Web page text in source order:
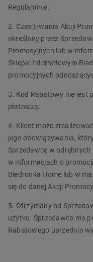
Regulaminie.
2. Czas trwania Akcji
określany przez
Promocyjnych lub w
Sklepie Internetowym
promocyjnych
3. Kod Rabatowy nie jest
płatniczą.
4. Klient może
jego obowiązywania,
Sprzedawcę w
w informacjach o
Biedronka Home lub w
się do danej Akcji
5. Otrzymany od
użytku. Sprzedawca ma
Rabatowego uprzednio